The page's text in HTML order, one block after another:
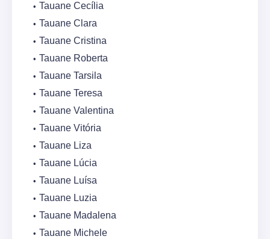
Tauane Cecília
Tauane Clara
Tauane Cristina
Tauane Roberta
Tauane Tarsila
Tauane Teresa
Tauane Valentina
Tauane Vitória
Tauane Liza
Tauane Lúcia
Tauane Luísa
Tauane Luzia
Tauane Madalena
Tauane Michele